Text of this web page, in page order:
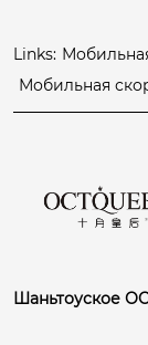
Links:
Мобильная
Шаньтоуское